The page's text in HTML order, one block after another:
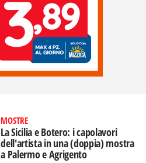
MOSTRE
La Sicilia e Botero: i capolavori
dell'artista in una (doppia) mostra
a Palermo e Agrigento